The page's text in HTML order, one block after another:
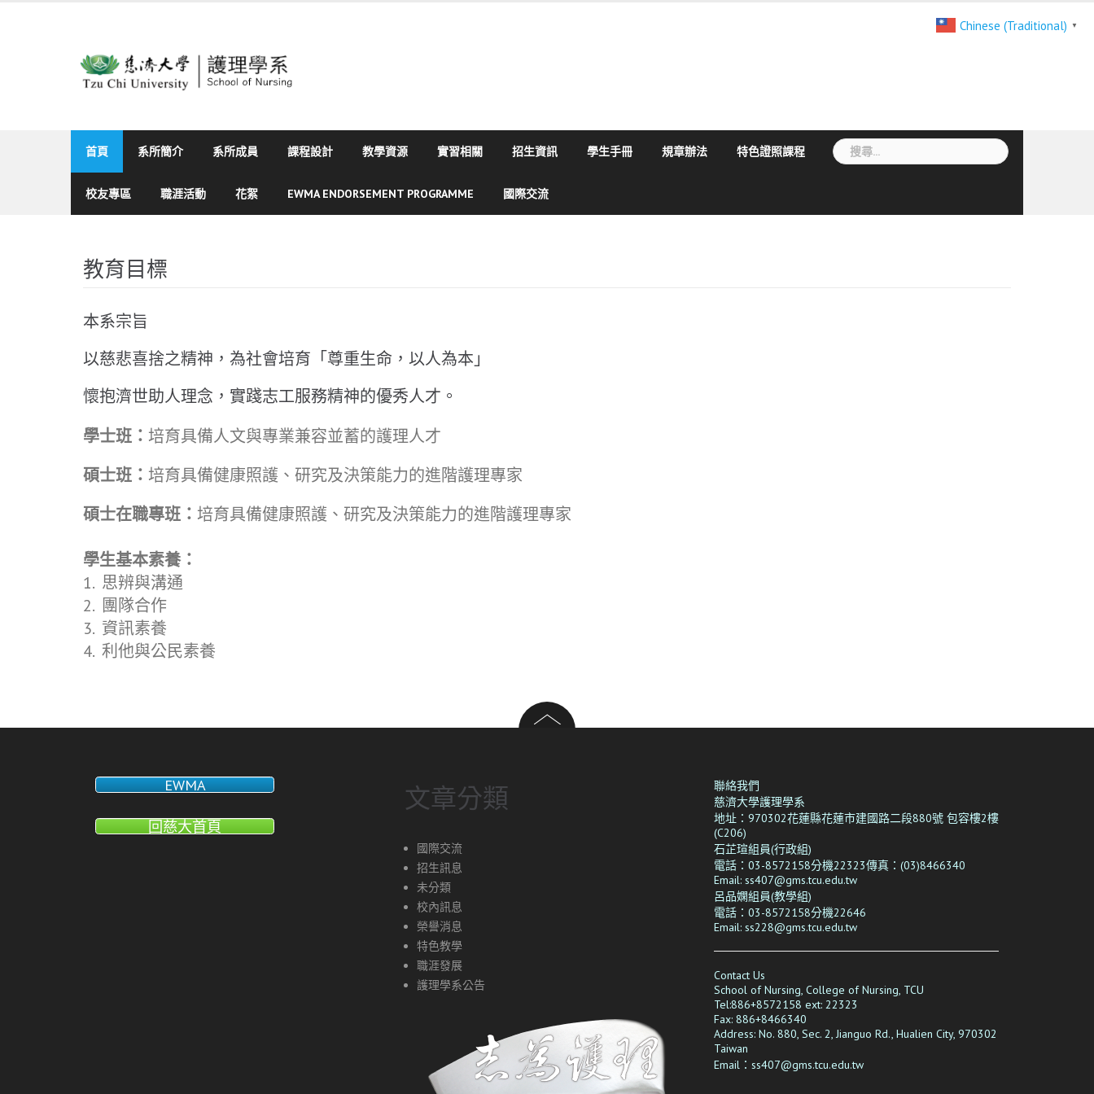
首頁 系所簡介 系所成員 課程設計 教學資源 實習相關 招生資訊 學生手冊 規章辦法 特色證照課程
校友專區 職涯活動 花絮 EWMA ENDORSEMENT PROGRAMME 國際交流
搜
尋
鍵
教育目標
本系宗旨
以慈悲喜捨之精神，為社會培育「尊重生命，以人為本」
懷抱濟世助人理念，實踐志工服務精神的優秀人才。
學士班： 培育具備人文與專業兼容並蓄的護理人才
碩士班： 培育具備健康照護、研究及決策能力的進階護理專家
碩士在職專班： 培育具備健康照護、研究及決策能力的進階護理專家
學生基本素養：
1. 思辨與溝通
2. 團隊合作
3. 資訊素養
4. 利他與公民素養
EWMA
回慈大首頁
文章分類
國際交流
招生訊息
未分類
校內訊息
榮譽消息
特色教學
職涯發展
護理學系公告
聯絡我們
慈濟大學護理學系
地址：970302花蓮縣花蓮市建國路二段880號 包容樓2樓
(C206)
石芷瑄組員(行政組)
電話：03-8572158分機22323傳真：(03)8466340
Email: ss407@gms.tcu.edu.tw
呂品嫻組員(教學組)
電話：03-8572158分機22646
Email: ss228@gms.tcu.edu.tw
Contact Us
School of Nursing, College of Nursing, TCU
Tel:886+8572158 ext: 22323
Fax: 886+8466340
Address: No. 880, Sec. 2, Jianguo Rd., Hualien City, 970302
Taiwan
Email： ss407@gms.tcu.edu.tw
Chinese (Traditional) ▼